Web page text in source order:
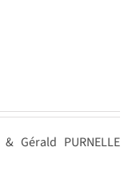
Gérald PURNELLE